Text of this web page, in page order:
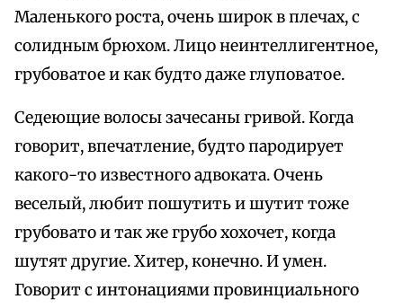
Маленького роста, очень широк в плечах, с
солидным брюхом. Лицо неинтеллигентное,
грубоватое и как будто даже глуповатое.
Седеющие волосы зачесаны гривой. Когда
говорит, впечатление, будто пародирует
какого-то известного адвоката. Очень
веселый, любит пошутить и шутит тоже
грубовато и так же грубо хохочет, когда
шутят другие. Хитер, конечно. И умен.
Говорит с интонациями провинциального